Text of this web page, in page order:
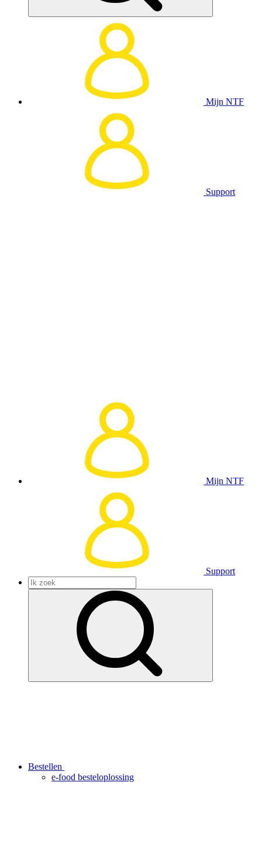
Mijn NTF
Support
Mijn NTF
Support
Bestellen
e-food besteloplossing